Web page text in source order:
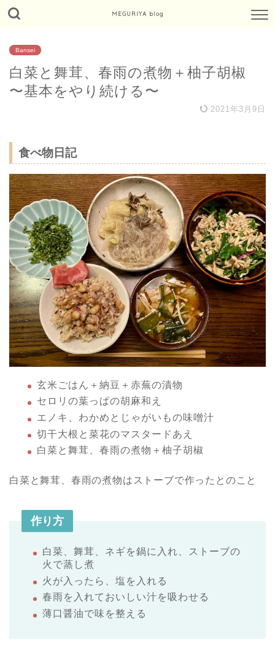
MEGURIYA blog
Bansei
白菜と舞茸、春雨の煮物＋柚子胡椒
〜基本をやり続ける〜
2021年3月9日
食べ物日記
玄米ごはん＋納豆＋赤蕪の漬物
セロリの葉っぱの胡麻和え
エノキ、わかめとじゃがいもの味噌汁
切干大根と菜花のマスタードあえ
白菜と舞茸、春雨の煮物＋柚子胡椒
白菜と舞茸、春雨の煮物はストーブで作ったとのこと
作り方
白菜、舞茸、ネギを鍋に入れ、ストーブの
火で蒸し煮
火が入ったら、塩を入れる
春雨を入れておいしい汁を吸わせる
薄口醤油で味を整える